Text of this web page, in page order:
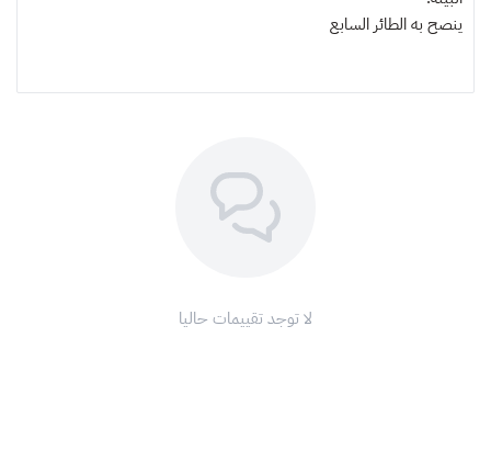
ينصح بهالطائر السابع
لا توجد تقييمات حاليا